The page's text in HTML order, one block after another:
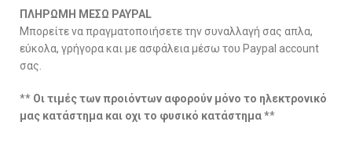
ΠΛΗΡΩΜΗ ΜΕΣΩ PAYPAL
Μπορείτε να πραγματοποιήσετε την συναλλαγή σας απλα,
εύκολα, γρήγορα και με ασφάλεια μέσω του Paypal account
σας.
** Οι τιμές των προιόντων αφορούν μόνο το ηλεκτρονικό
μας κατάστημα και οχι το φυσικό κατάστημα **